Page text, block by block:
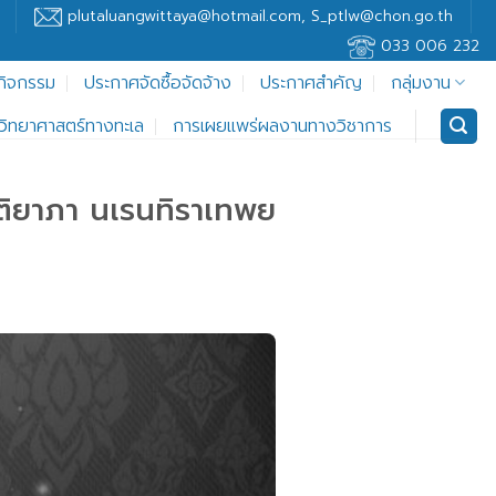
plutaluangwittaya@hotmail.com, S_ptlw@chon.go.th
033 006 232
จกรรม ประกาศจัดซื้อจัดจ้าง ประกาศสำคัญ
กลุ่มงาน
ยาศาสตร์ทางทะเล
การเผยแพร่ผลงานทางวิชาการ
าภา นเรนทิราเทพย